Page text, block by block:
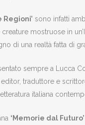
Regioni’ sono infatti
mostruose in
di una realtà fatta di
sempre a Lucca
traduttore e
italiana
‘Memorie dal Futuro’